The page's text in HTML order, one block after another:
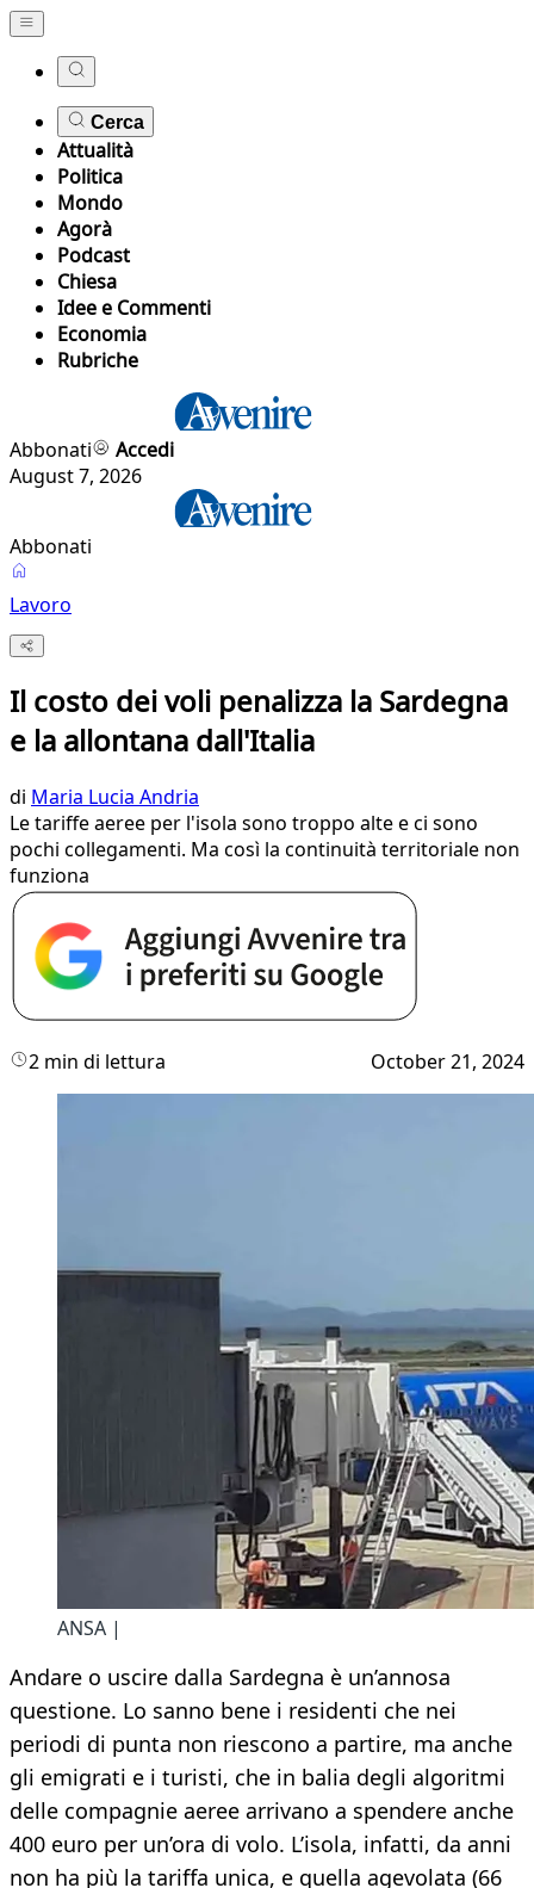
Cerca
Attualità
Politica
Mondo
Agorà
Podcast
Chiesa
Idee e Commenti
Economia
Rubriche
Abbonati
Accedi
August 7, 2026
Abbonati
Lavoro
Il costo dei voli penalizza la Sardegna
e la allontana dall'Italia
di Maria Lucia Andria
Le tariffe aeree per l'isola sono troppo alte e ci sono
pochi collegamenti. Ma così la continuità territoriale non
funziona
2 min di lettura October 21, 2024
ANSA |
Andare o uscire dalla Sardegna è un’annosa
questione. Lo sanno bene i residenti che nei
periodi di punta non riescono a partire, ma anche
gli emigrati e i turisti, che in balia degli algoritmi
delle compagnie aeree arrivano a spendere anche
400 euro per un’ora di volo. L’isola, infatti, da anni
non ha più la tariffa unica, e quella agevolata (66